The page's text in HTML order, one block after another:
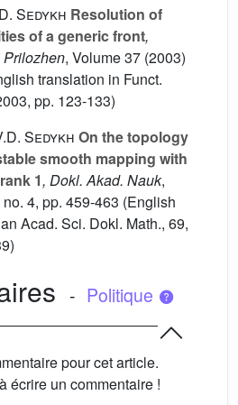
Sedykh Resolution of
of a generic front,
, Volume 37 (2003)
translation in Funct.
pp. 123-133)
Sedykh On the topology
smooth mapping with
1, Dokl. Akad. Nauk,
no. 4, pp. 459-463 (English
Acad. Sci. Dokl. Math., 69,
- Politique
pour cet article.
écrire un commentaire !